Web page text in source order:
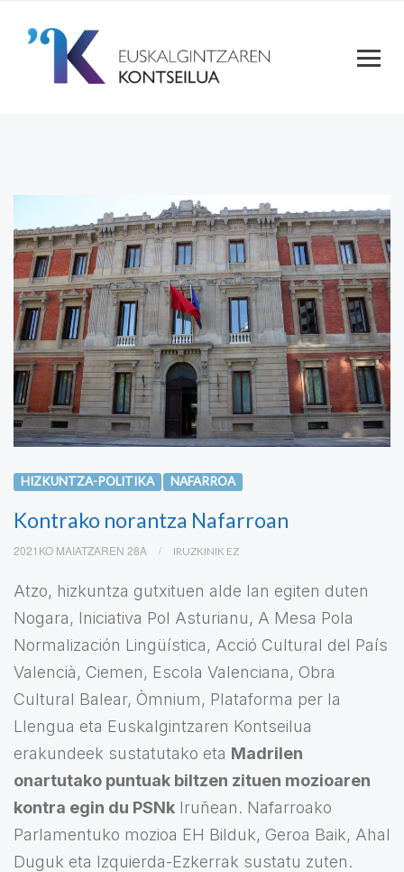
HIZKUNTZA-POLITIKA NAFARROA
Kontrako norantza Nafarroan
2021KO MAIATZAREN 28A IRUZKINIK EZ
Atzo, hizkuntza gutxituen alde lan egiten duten
Nogara, Iniciativa Pol Asturianu, A Mesa Pola
Normalización Lingüística, Acció Cultural del País
Valencià, Ciemen, Escola Valenciana, Obra
Cultural Balear, Òmnium, Plataforma per la
Llengua eta Euskalgintzaren Kontseilua
erakundeek sustatutako eta Madrilen
onartutako puntuak biltzen zituen mozioaren
kontra egin du PSNk Iruñean. Nafarroako
Parlamentuko mozioa EH Bilduk, Geroa Baik, Ahal
Duguk eta Izquierda-Ezkerrak sustatu zuten.